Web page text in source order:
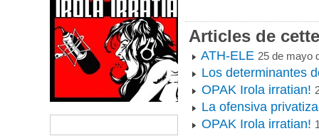
Articles de
ATH-ELE 25 de mayo
Los determinantes
OPAK Irola irratian!
La ofensiva
OPAK Irola irratian!